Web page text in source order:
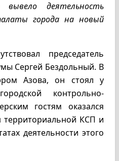
деятельность
города на новый
председатель
Сергей Бездольный. В
Азова, он стоял у
контрольно-
гостям оказался
территориальной КСП и
деятельности этого